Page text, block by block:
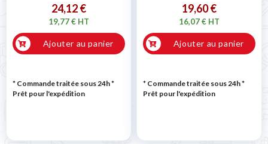
24,12 €
19,77 € HT
Ajouter au panier
* Commande traitée sous 24h*
Prêt pour l'expédition
19,60 €
16,07 € HT
Ajouter au panier
* Commande traitée sous 24h*
Prêt pour l'expédition